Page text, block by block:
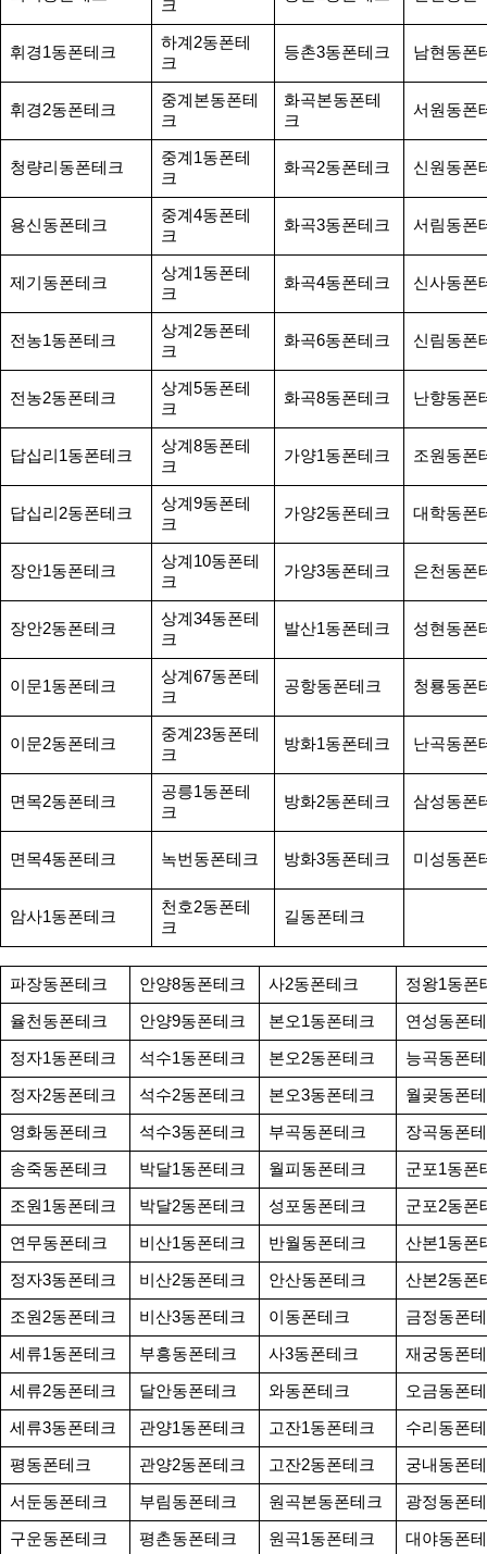
크
휘경1동폰테크
하계2동폰테
크
등촌3동폰테크 남현동폰
휘경2동폰테크
중계본동폰테
크
화곡본동폰테
크
서원동폰
청량리동폰테크
중계1동폰테
크
화곡2동폰테크 신원동폰
용신동폰테크
중계4동폰테
크
화곡3동폰테크 서림동폰
제기동폰테크
상계1동폰테
크
화곡4동폰테크 신사동폰
전농1동폰테크
상계2동폰테
크
화곡6동폰테크 신림동폰
전농2동폰테크
상계5동폰테
크
화곡8동폰테크 난향동폰
답십리1동폰테크
상계8동폰테
크
가양1동폰테크 조원동폰
답십리2동폰테크
상계9동폰테
크
가양2동폰테크 대학동폰
장안1동폰테크
상계10동폰테
크
가양3동폰테크 은천동폰
장안2동폰테크
상계34동폰테
크
발산1동폰테크 성현동폰
이문1동폰테크
상계67동폰테
크
공항동폰테크 청룡동폰
이문2동폰테크
중계23동폰테
크
방화1동폰테크 난곡동폰
면목2동폰테크
공릉1동폰테
크
방화2동폰테크 삼성동폰
면목4동폰테크 녹번동폰테크 방화3동폰테크 미성동폰
암사1동폰테크
천호2동폰테
크
길동폰테크
파장동폰테크 안양8동폰테크 사2동폰테크
정왕1동폰
율천동폰테크
안양9동폰테크 본오1동폰테크
연성동폰
정자1동폰테크
석수1동폰테크 본오2동폰테크
능곡동폰
정자2동폰테크
석수2동폰테크 본오3동폰테크
월곶동폰
영화동폰테크
석수3동폰테크 부곡동폰테크
장곡동폰
송죽동폰테크
박달1동폰테크 월피동폰테크
군포1동폰
조원1동폰테크
박달2동폰테크 성포동폰테크
군포2동폰
연무동폰테크
비산1동폰테크 반월동폰테크
산본1동폰
정자3동폰테크
비산2동폰테크 안산동폰테크
산본2동폰
조원2동폰테크
비산3동폰테크 이동폰테크
금정동폰
세류1동폰테크
부흥동폰테크 사3동폰테크
재궁동폰
세류2동폰테크
달안동폰테크 와동폰테크
오금동폰
세류3동폰테크
관양1동폰테크 고잔1동폰테크
수리동폰
평동폰테크
관양2동폰테크 고잔2동폰테크
궁내동폰
서둔동폰테크
부림동폰테크 원곡본동폰테크
광정동폰
구운동폰테크
평촌동폰테크 원곡1동폰테크
대야동폰